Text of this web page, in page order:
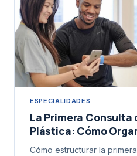
ESPECIALIDADES
La Primera Consulta
Plástica: Cómo
Cómo estructurar la